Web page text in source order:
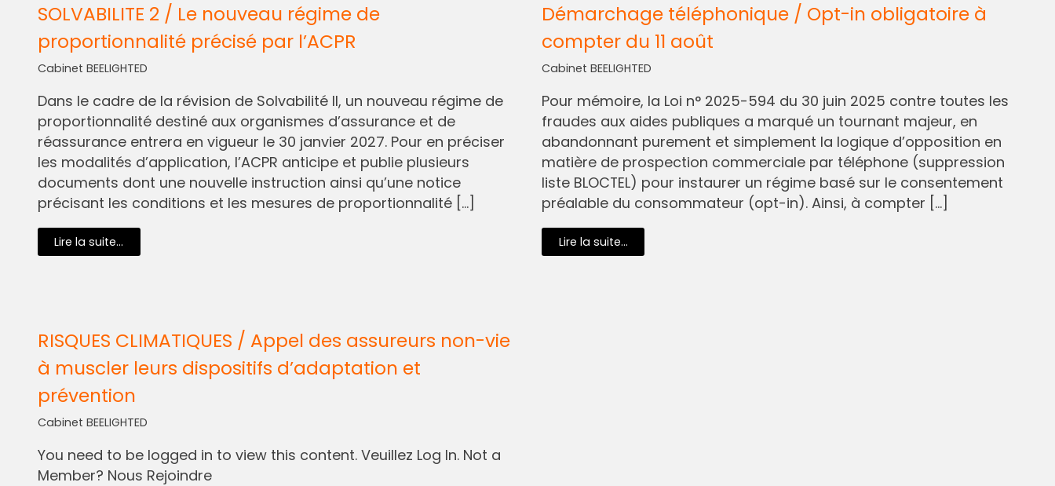
SOLVABILITE 2 / Le nouveau régime de
proportionnalité précisé par l’ACPR
Cabinet BEELIGHTED
Dans le cadre de la révision de Solvabilité II, un nouveau régime de
proportionnalité destiné aux organismes d’assurance et de
réassurance entrera en vigueur le 30 janvier 2027. Pour en préciser
les modalités d’application, l’ACPR anticipe et publie plusieurs
documents dont une nouvelle instruction ainsi qu’une notice
précisant les conditions et les mesures de proportionnalité […]
Lire la suite...
Démarchage téléphonique / Opt-in obligatoire à
compter du 11 août
Cabinet BEELIGHTED
Pour mémoire, la Loi n° 2025-594 du 30 juin 2025 contre toutes les
fraudes aux aides publiques a marqué un tournant majeur, en
abandonnant purement et simplement la logique d’opposition en
matière de prospection commerciale par téléphone (suppression
liste BLOCTEL) pour instaurer un régime basé sur le consentement
préalable du consommateur (opt-in). Ainsi, à compter […]
Lire la suite...
RISQUES CLIMATIQUES / Appel des assureurs non-vie
à muscler leurs dispositifs d’adaptation et
prévention
Cabinet BEELIGHTED
You need to be logged in to view this content. Veuillez Log In. Not a
Member? Nous Rejoindre